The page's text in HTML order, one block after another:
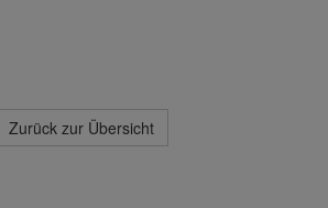
Zurück zur Übersicht